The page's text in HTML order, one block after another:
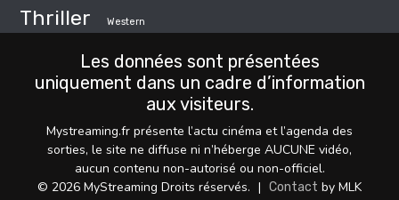
Thriller Western
Les données sont présentées
uniquement dans un cadre d’information
aux visiteurs.
Mystreaming.fr présente l’actu cinéma et l’agenda des
sorties, le site ne diffuse ni n’héberge AUCUNE vidéo,
aucun contenu non-autorisé ou non-officiel.
© 2026 MyStreaming Droits réservés. | Contact by MLK